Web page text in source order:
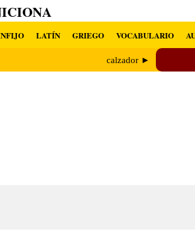
LATÍN GRIEGO VOCABULARIO
calzador ►